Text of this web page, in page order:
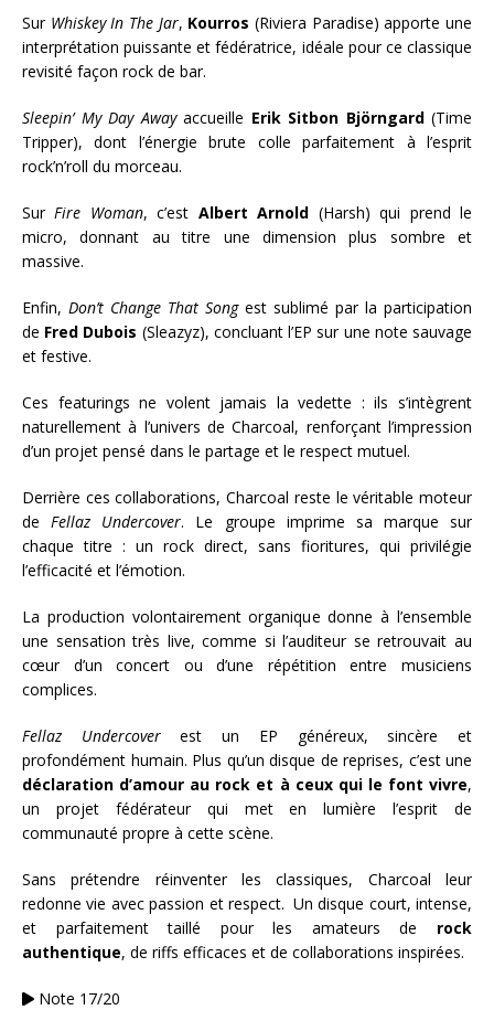
Sur Whiskey In The Jar, Kourros (Riviera Paradise) apporte une
interprétation puissante et fédératrice, idéale pour ce classique
revisité façon rock de bar.
Sleepin’ My Day Awayaccueille Erik Sitbon Björngard(Time
Tripper), dont l’énergie brute colle parfaitement à l’esprit
rock’n’roll du morceau.
SurFire Woman, c’est Albert Arnold (Harsh) qui prend le
micro, donnant au titre une dimension plus sombre et
massive.
Enfin, Don’t Change That Songest sublimé par la participation
de Fred Dubois (Sleazyz), concluant l’EP sur une note sauvage
et festive.
Ces featurings ne volent jamais la vedette : ils s’intègrent
naturellement à l’univers de Charcoal, renforçant l’impression
d’un projet pensé dans le partage et le respect mutuel.
Derrière ces collaborations, Charcoal reste le véritable moteur
deFellaz Undercover. Le groupe imprime sa marque sur
chaque titre : un rock direct, sans fioritures, qui privilégie
l’efficacité et l’émotion.
La production volontairement organique donne à l’ensemble
une sensation très live, comme si l’auditeur se retrouvait au
cœur d’un concert ou d’une répétition entre musiciens
complices.
Fellaz Undercoverest un EP généreux, sincère et
profondément humain. Plus qu’un disque de reprises, c’est une
déclaration d’amour au rock et à ceux qui le font vivre,
un projet fédérateur qui met en lumière l’esprit de
communauté propre à cette scène.
Sans prétendre réinventer les classiques, Charcoal leur
redonne vie avec passion et respect. Un disque court, intense,
et parfaitement taillé pour les amateurs de rock
authentique, de riffs efficaces et de collaborations inspirées.
Note 17/20